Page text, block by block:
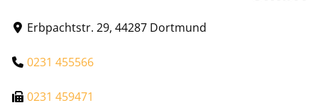
Erbpachtstr. 29, 44287 Dortmund
0231 455566
0231 459471